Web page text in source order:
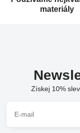
materiály
Získej 10%